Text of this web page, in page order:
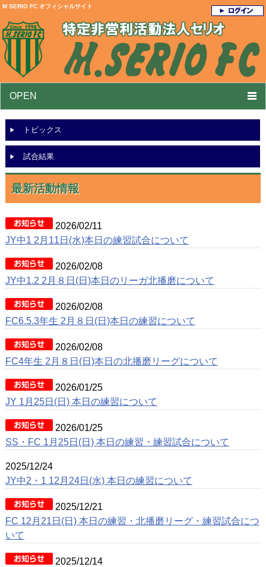
M SERIO FC オフィシャルサイト
OPEN
トピックス
試合結果
最新活動情報
2026/02/11
JY中1 2月11日(水)本日の練習試合について
2026/02/08
JY中1.2 2月８日(日)本日のリーガ北播磨について
2026/02/08
FC6.5.3年生 2月８日(日)本日の練習について
2026/02/08
FC4年生 2月８日(日)本日の北播磨リーグについて
2026/01/25
JY 1月25日(日) 本日の練習について
2026/01/25
SS・FC 1月25日(日) 本日の練習・練習試合について
2025/12/24
JY中2・1 12月24日(水) 本日の練習について
2025/12/21
FC 12月21日(日) 本日の練習・北播磨リーグ・練習試合につ
いて
2025/12/14